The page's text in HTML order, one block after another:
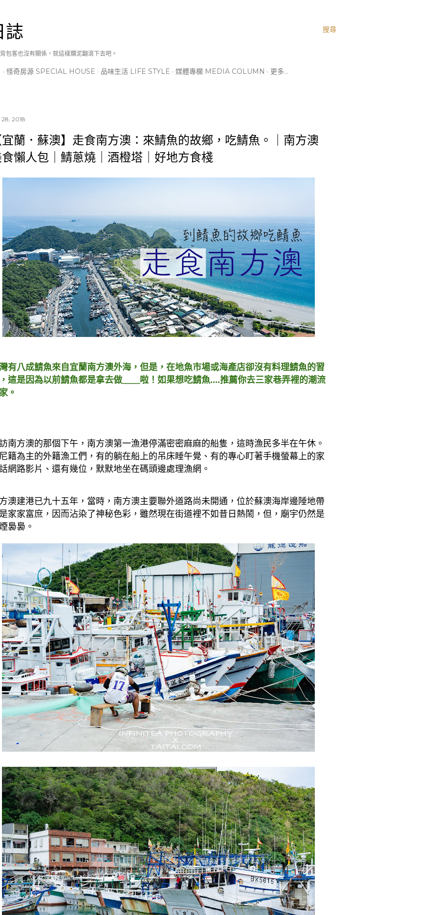
搜尋
誌
包客也沒有關係，就這樣爛泥翻滾下去吧。
怪奇房源 SPECIAL HOUSE 品味生活 LIFE STYLE 媒體專欄 MEDIA COLUMN 更多…
28, 2018
宜蘭．蘇澳】走食南方澳：來鯖魚的故鄉，吃鯖魚。｜南方澳
懶人包｜鯖蔥燒｜酒橙塔｜好地方食棧
有八成鯖魚來自宜蘭南方澳外海，但是，在地魚市場或海產店卻沒有料理鯖魚的習
這是因為以前鯖魚都是拿去做＿＿啦！如果想吃鯖魚....推薦你去三家巷弄裡的潮流
。
南方澳的那個下午，南方澳第一漁港停滿密密麻麻的船隻，這時漁民多半在午休。
籍為主的外籍漁工們，有的躺在船上的吊床睡午覺、有的專心盯著手機螢幕上的家
網路影片、還有幾位，默默地坐在碼頭邊處理漁網。
澳建港已九十五年，當時，南方澳主要聯外道路尚未開通，位於蘇澳海岸邊陲地帶
家家富庶，因而沾染了神秘色彩，雖然現在街道裡不如昔日熱鬧，但， 廟宇仍然是
裊裊 。